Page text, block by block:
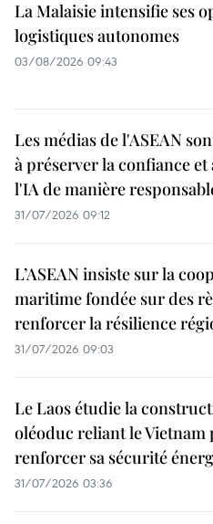
La Malaisie intensifie ses
logistiques autonomes
03/08/2026 09:43
Les médias de l'ASEAN
à préserver la confiance et
l'IA de manière
31/07/2026 09:12
L’ASEAN insiste sur la
maritime fondée sur des
renforcer la résilience
31/07/2026 09:03
Le Laos étudie la
oléoduc reliant le Vietnam
renforcer sa sécurité
31/07/2026 03:36